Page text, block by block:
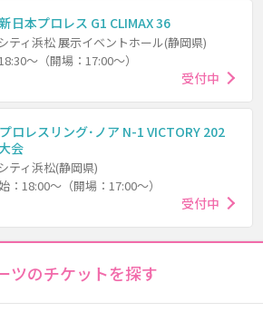
新日本プロレス G1 CLIMAX 36
ティ浜松 展示イベントホール(静岡県)
～（開場：17:00～）
受付中
プロレスリング･ノア N-1 VICTORY 202
会
ティ浜松(静岡県)
：18:00～（開場：17:00～）
受付中
ツのチケットを探す